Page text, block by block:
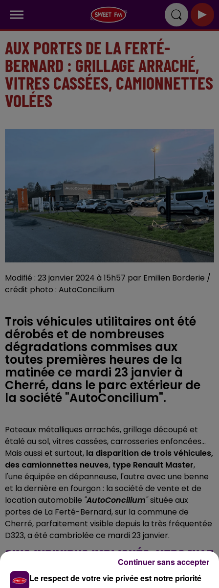
AUX PORTES DE LA FERTÉ-
BERNARD : GRILLAGE ARRACHÉ,
VITRES CASSÉES, CAMIONNETTES
VOLÉES
Modifié : 23 janvier 2024 à 15h57 par Emilien Borderie /
crédit photo : AutoConcilium
Trois véhicules utilitaires ont été
dérobés et de nombreuses
dégradations commises aux
toutes premières heures de la
matinée ce mardi 23 janvier à
Cherré, dans le parc extérieur de
la société "AutoConcilium".
Poteaux métalliques arrachés, grillage découpé et
étalé au sol, vitres cassées, carrosseries enfoncées...
Mais aussi et surtout, la disparition de trois véhicules,
des camionnettes neuves, type Renault Master,
l'une équipée en dépanneuse, l'autre avec une benne
et la dernière en fourgon : la société de vente et de
location automobile "AutoConcilium"située aux
portes de La Ferté-Bernard, sur la commune de
Cherré, parfaitement visible depuis la très fréquentée
D323, a été cambriolée ce mardi 23 janvier.
CINQ INDIVIDUS IMPLIQUÉS, VERS 1H45
DU MATIN
Le respect de votre vie privée est notre priorité
Continuer sans accepter